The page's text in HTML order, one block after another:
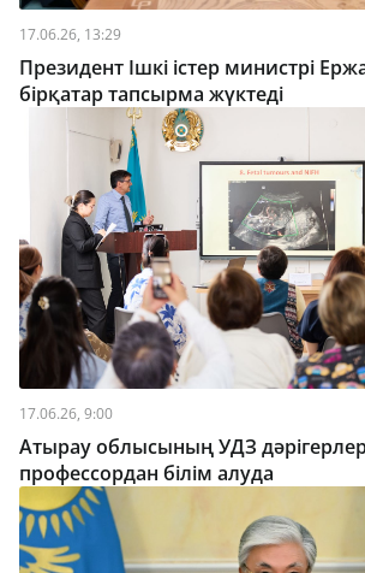
17.06.26, 13:29
Президент Ішкі істер министрі
бірқатар тапсырма жүктеді
17.06.26, 9:00
Атырау облысының УДЗ
профессордан білім алуда